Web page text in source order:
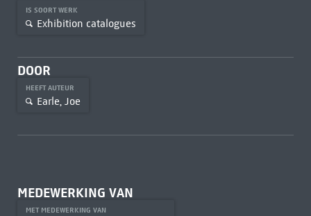
IS SOORT WERK
Exhibition catalogues
DOOR
HEEFT AUTEUR
Earle, Joe
MEDEWERKING VAN
MET MEDEWERKING VAN